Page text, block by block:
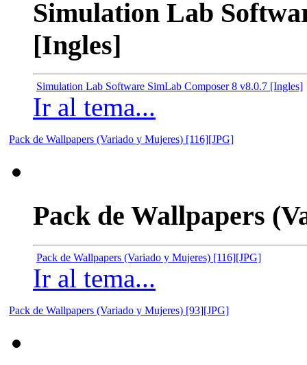
Simulation Lab
[Ingles]
Simulation Lab Software SimLab Composer 8 v8.0.7 [Ingles]
Ir al tema...
Pack de Wallpapers (Variado y Mujeres) [116][JPG]
Pack de Wallpapers
Pack de Wallpapers (Variado y Mujeres) [116][JPG]
Ir al tema...
Pack de Wallpapers (Variado y Mujeres) [93][JPG]